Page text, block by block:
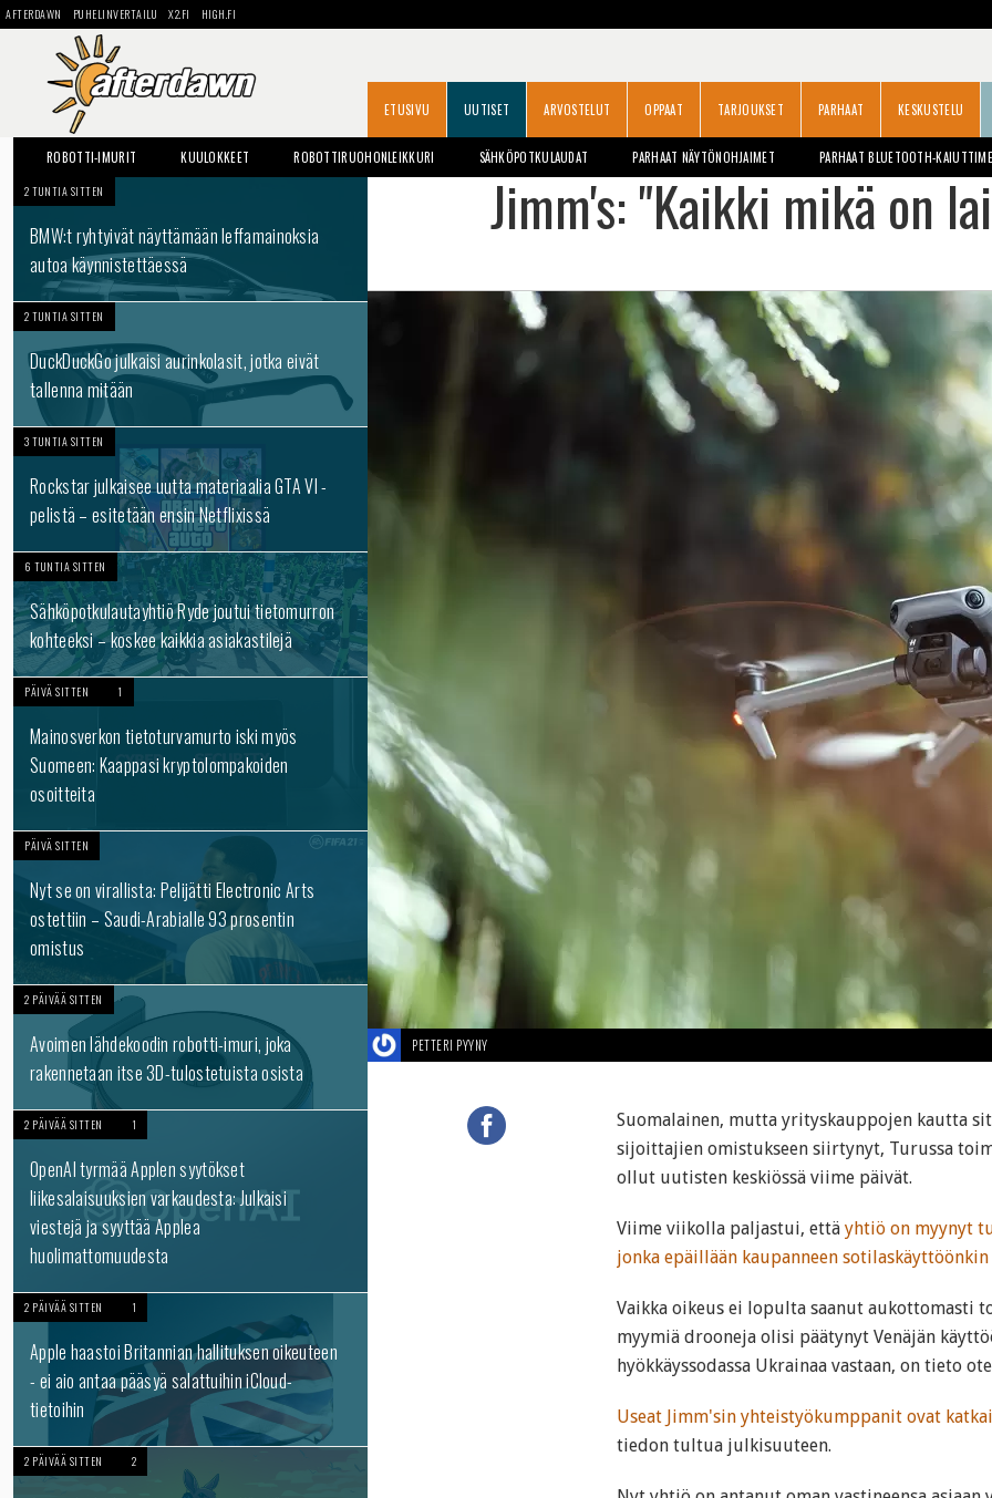
AFTERDAWN PUHELINVERTAILU X2.FI HIGH.FI
ETUSIVU UUTISET ARVOSTELUT OPPAAT TARJOUKSET PARHAAT KESKUSTELU
ROBOTTI-IMURIT KUULOKKEET ROBOTTIRUOHONLEIKKURI SÄHKÖPOTKULAUDAT PARHAAT NÄYTÖNOHJAIMET PARHAAT BLUETOOTH-
2 TUNTIA SITTEN
BMW:t ryhtyivät näyttämään leffamainoksia
autoa käynnistettäessä
2 TUNTIA SITTEN
DuckDuckGo julkaisi aurinkolasit, jotka eivät
tallenna mitään
3 TUNTIA SITTEN
Rockstar julkaisee uutta materiaalia GTA VI -
pelistä – esitetään ensin Netflixissä
6 TUNTIA SITTEN
Sähköpotkulautayhtiö Ryde joutui tietomurron
kohteeksi – koskee kaikkia asiakastilejä
PÄIVÄ SITTEN 1
Mainosverkon tietoturvamurto iski myös
Suomeen: Kaappasi kryptolompakoiden
osoitteita
PÄIVÄ SITTEN
Nyt se on virallista: Pelijätti Electronic Arts
ostettiin – Saudi-Arabialle 93 prosentin
omistus
2 PÄIVÄÄ SITTEN
Avoimen lähdekoodin robotti-imuri, joka
rakennetaan itse 3D-tulostetuista osista
2 PÄIVÄÄ SITTEN 1
OpenAI tyrmää Applen syytökset
liikesalaisuuksien varkaudesta: Julkaisi
viestejä ja syyttää Applea
huolimattomuudesta
2 PÄIVÄÄ SITTEN 1
Apple haastoi Britannian hallituksen oikeuteen
- ei aio antaa pääsyä salattuihin iCloud-
tietoihin
2 PÄIVÄÄ SITTEN 2
Jimm's: "Kaikki mikä on
PETTERI PYYNY
Suomalainen, mutta yrityskauppojen kautta
sijoittajien omistukseen siirtynyt, Turussa
ollut uutisten keskiössä viime päivät.
Viime viikolla paljastui, että yhtiö on myynyt
jonka epäillään kaupanneen
Vaikka oikeus ei lopulta saanut aukottomasti
myymiä drooneja olisi päätynyt Venäjän
hyökkäyssodassa Ukrainaa vastaan, on tieto
Useat Jimm'sin yhteistyökumppanit ovat
tiedon tultua julkisuuteen.